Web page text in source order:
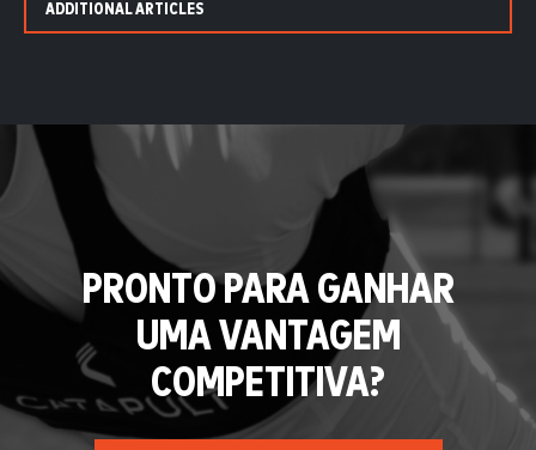
ADDITIONAL ARTICLES
PRONTO PARA GANHAR
UMA VANTAGEM
COMPETITIVA?